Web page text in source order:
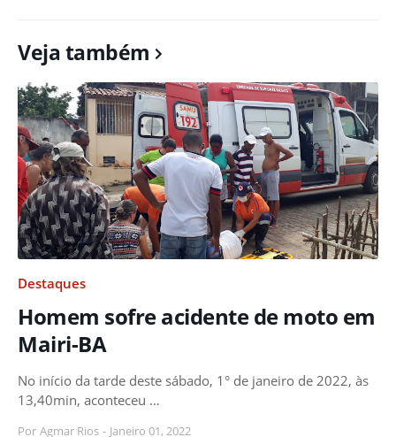
Veja também
Destaques
Homem sofre acidente de moto em
Mairi-BA
No início da tarde deste sábado, 1° de janeiro de 2022, às
13,40min, aconteceu …
Por Agmar Rios - Janeiro 01, 2022